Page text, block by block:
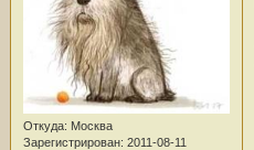
Откуда: Москва
Зарегистрирован: 2011-08-11